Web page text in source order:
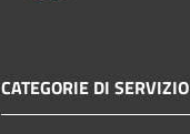
CATEGORIE DI SERVIZIO